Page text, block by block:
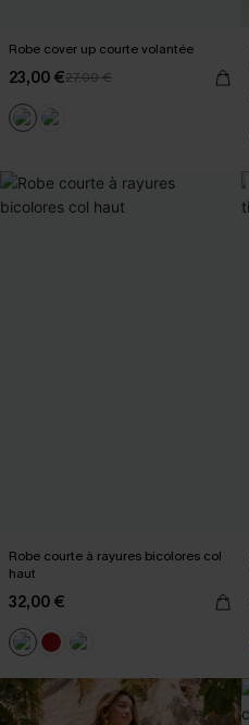
Robe cover up courte volantée
23,00 €27,00 €
Robe courte à rayures bicolores col
haut
32,00 €